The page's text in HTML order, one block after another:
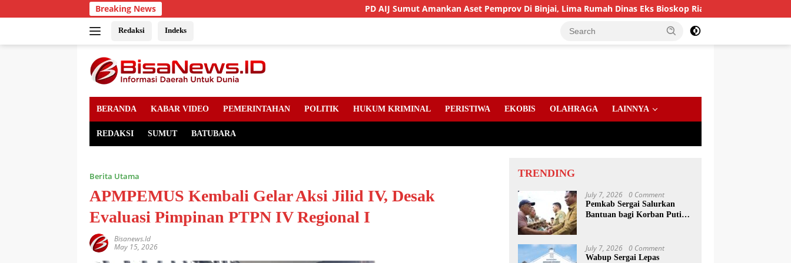
to
Breaking News PD AIJ Sumut Amankan Aset Pemprov Di Binjai, Lima Rumah Dinas Eks Bioskop Ria Dibongkar
Redaksi Indeks
BERANDA KABAR VIDEO PEMERINTAHAN POLITIK HUKUM KRIMINAL PERISTIWA EKOBIS OLAHRAGA LAINNYA
REDAKSI SUMUT BATUBARA
Berita Utama
APMPEMUS Kembali Gelar Aksi Jilid IV, Desak
Evaluasi Pimpinan PTPN IV Regional I
Bisanews.id
May 15, 2026
TRENDING
July 7, 2026 0 Comment
Pemkab Sergai Salurkan
Bantuan bagi Korban Puting
July 7, 2026 0 Comment
Wabup Sergai Lepas